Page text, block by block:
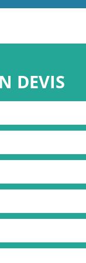
DEVIS